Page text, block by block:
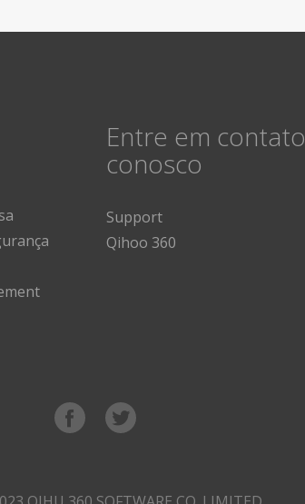
Entre em contato
conosco
Support
Qihoo 360